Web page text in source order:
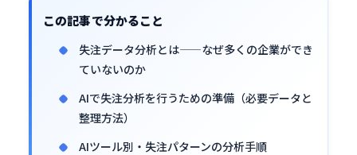
この記事で分かること
失注データ分析とは——なぜ多くの企業ができ
ていないのか
AIで失注分析を行うための準備（必要データと
整理方法）
AIツール別・失注パターンの分析手順